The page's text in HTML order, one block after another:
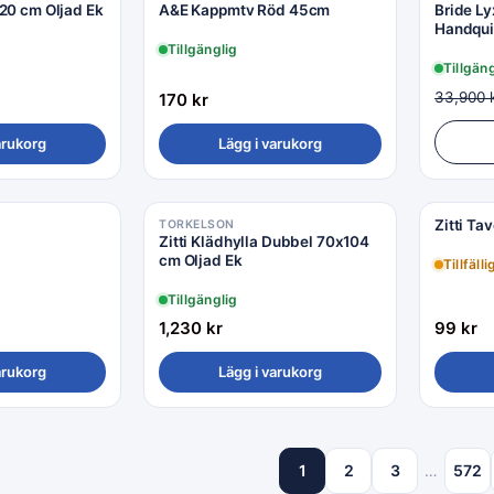
cm Oljad Ek A&E Kappmtv Röd 45cm
Tillgänglig
170 kr
Lägg i varukorg
Bride
33,900
TORKELSON
Zitti Klädhylla Dubbel 70x104
cm Oljad Ek
Tillgänglig
1,230 kr
Lägg i varukorg
Zitti
99 kr
1 2 3 … 572